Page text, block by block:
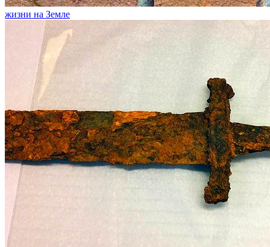
жизни на Земле